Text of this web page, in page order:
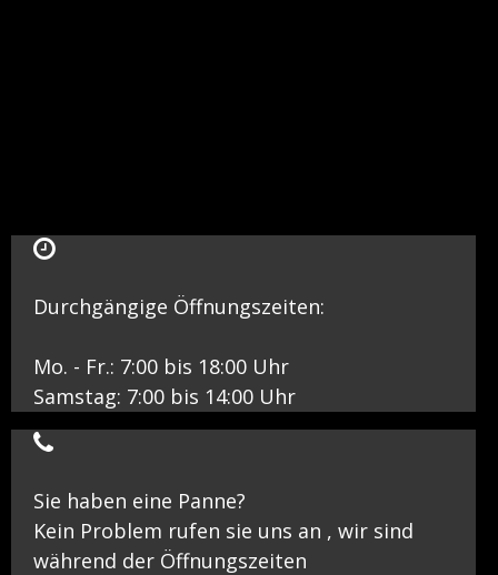
Durchgängige Öffnungszeiten:
Mo. - Fr.: 7:00 bis 18:00 Uhr
Samstag: 7:00 bis 14:00 Uhr
Sie haben eine Panne?
Kein Problem rufen sie uns an , wir sind
während der Öffnungszeiten